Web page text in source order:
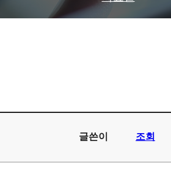
글쓴이 조회